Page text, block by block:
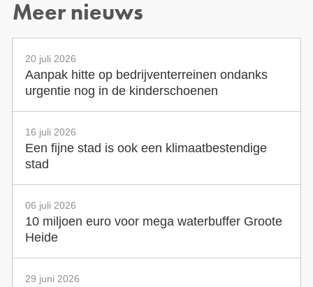
Meer nieuws
20 juli 2026
Aanpak hitte op bedrijventerreinen ondanks
urgentie nog in de kinderschoenen
16 juli 2026
Een fijne stad is ook een klimaatbestendige
stad
06 juli 2026
10 miljoen euro voor mega waterbuffer Groote
Heide
29 juni 2026